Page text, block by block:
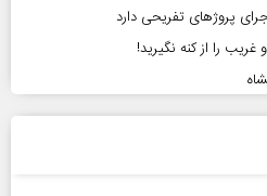
پروژهای تفریحی دارد
را از کنه نگیرید!